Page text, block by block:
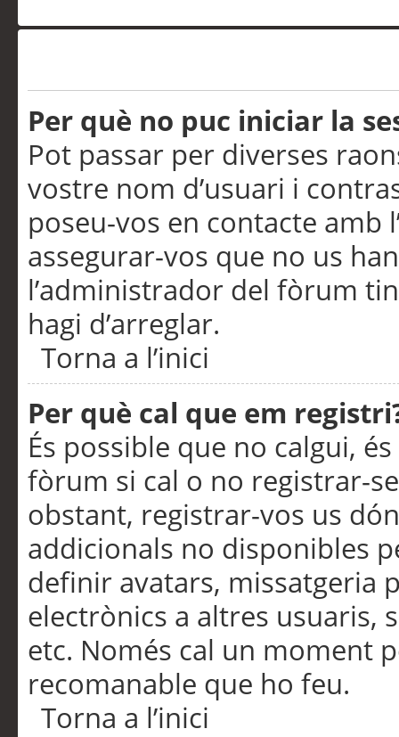
Per què no puc iniciar la
Pot passar per diverses
vostre nom d’usuari i
poseu-vos en contacte
assegurar-vos que no us
l’administrador del fòrum
hagi d’arreglar.
Torna a l’inici
Per què cal que em
És possible que no calgui,
fòrum si cal o no registrar-
obstant, registrar-vos us
addicionals no disponibles
definir avatars, missatgeria
electrònics a altres usuaris,
etc. Només cal un moment
recomanable que ho feu.
Torna a l’inici